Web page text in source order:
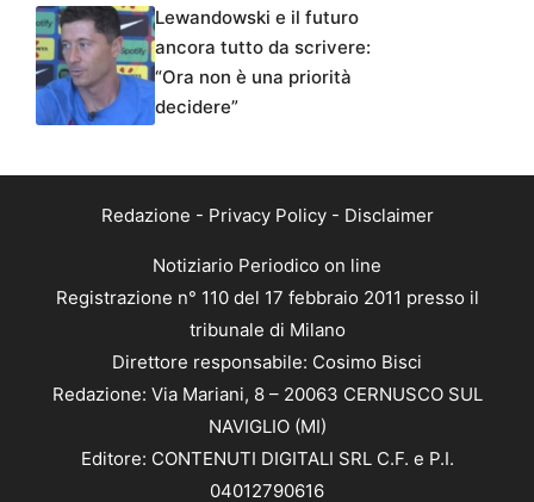
Lewandowski e il futuro
ancora tutto da scrivere:
“Ora non è una priorità
decidere”
Redazione - Privacy Policy- Disclaimer
Notiziario Periodico on line
Registrazione n° 110 del 17 febbraio 2011 presso il
tribunale di Milano
Direttore responsabile: Cosimo Bisci
Redazione: Via Mariani, 8 – 20063 CERNUSCO SUL
NAVIGLIO (MI)
Editore: CONTENUTI DIGITALI SRL C.F. e P.I.
04012790616